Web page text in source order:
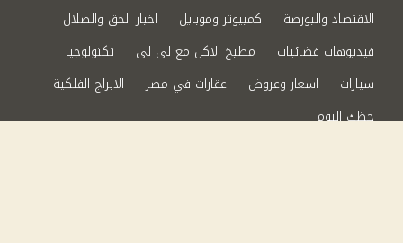
الاقتصاد والبورصة
كمبيوتر وموبايل
اخبار الحق والضلال
فيديوهات فضائيات
مطبخ الاكل مع لى لى
تكنولوجيا
سيارات
اسعار وعروض عقارات في مصر
الابراج الفلكية
حظك اليوم